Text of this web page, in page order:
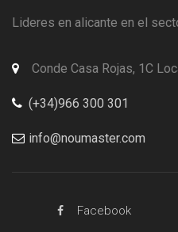
Lideres en alicante en el
Conde Casa Rojas, 1C
(+34)966 300 301
info@noumaster.com
Facebook